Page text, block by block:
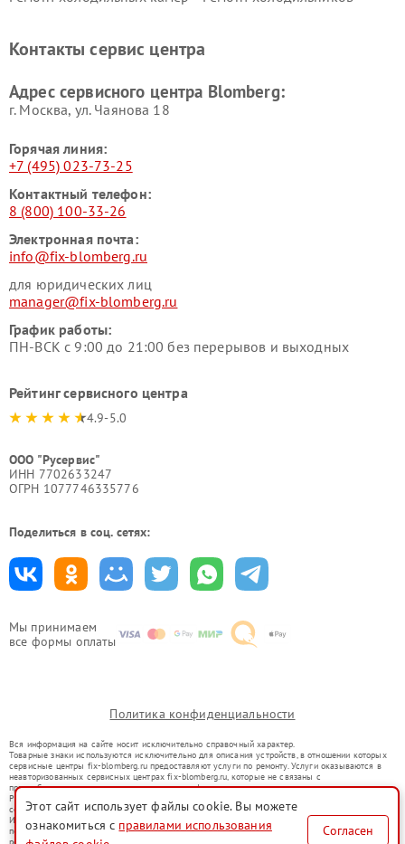
Мы принимаем
все формы оплаты
Контакты сервис центра
Адрес сервисного центра Blomberg:
г. Москва, ул. Чаянова 18
Горячая линия:
+7 (495) 023-73-25
Контактный телефон:
8 (800) 100-33-26
Электронная почта:
info@fix-blomberg.ru
для юридических лиц
manager@fix-blomberg.ru
График работы:
ПН-ВСК с 9:00 до 21:00 без перерывов и выходных
Рейтинг сервисного центра
4.9-5.0
ООО "Русервис"
ИНН 7702633247
ОГРН 1077746335776
Поделиться в соц. сетях:
Политика конфиденциальности
Вся информация на сайте носит исключительно справочный характер.
Товарные знаки используются исключительно для описания устройств, в отношении которых
сервисные центры fix-blomberg.ru предоставляют услуги по ремонту. Услуги оказываются в
неавторизованных сервисных центрах fix-blomberg.ru, которые не связаны с
правообладателями товарных знаков или их официальными представителями.
Ремонт осуществляется для устройств, уже введенных в гражданский оборот в соответствии
со статьей 1487 ГК РФ.
Использование товарных знаков не преследует цели индивидуализации услуг или введения
потребителей в заблуждение, а служит для информирования о предоставляемых услугах по
Этот сайт использует файлы cookie. Вы можете
ознакомиться с правилами использования
Согласен